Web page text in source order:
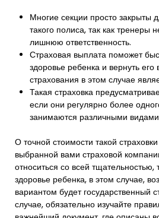
Многие секции просто
такого полиса, так как тренеры
лишнюю ответственность.
Страховая выплата поможет
здоровье ребенка и вернуть
страхования в этом случае
Такая страховка
если они регулярно более
занимаются различными
О точной стоимости такой
выбранной вами страховой
относиться со всей тщательностью,
здоровье ребенка, в этом случае,
вариантом будет государственный
случае, обязательно изучайте